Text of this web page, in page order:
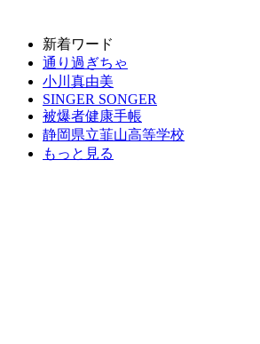
新着ワード
通り過ぎちゃ
小川真由美
SINGER SONGER
被爆者健康手帳
静岡県立韮山高等学校
もっと見る